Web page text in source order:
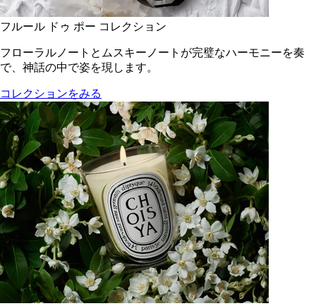
フルール ドゥ ポー コレクション
フローラルノートとムスキーノートが完璧なハーモニーを奏
で、神話の中で姿を現します。
コレクションをみる